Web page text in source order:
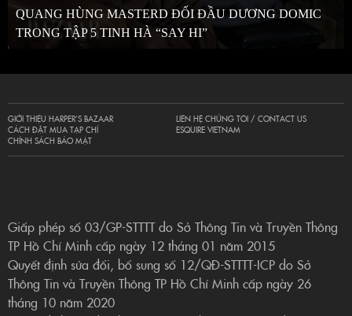
QUANG HÙNG MASTERD ĐỐI ĐẦU DƯƠNG DOMIC
TRONG TẬP 5 TINH HÀ “SAY HI”
GIỚI THIỆU HARPER’S BAZAAR
CÁCH ĐẶT MUA TẠP CHÍ
CHÍNH SÁCH BẢO MẬT
LIÊN HỆ CHÚNG TÔI / CONTACT US
ESQUIRE VIETNAM
Giấp phép số 03/GP-STTTT do Sở Thông Tin và Truyền Thông
TP Hồ Chí Minh cấp ngày 12 tháng 01 năm 2015
Quyết định sửa đổi, bổ sung số 12/QĐ-STTTT-ICP do Sở
Thông Tin và Truyền Thông TP Hồ Chí Minh cấp ngày 26
tháng 10 năm 2020